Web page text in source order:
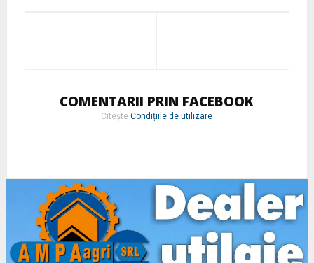
COMENTARII PRIN FACEBOOK
CiteșteCondițiile de utilizare